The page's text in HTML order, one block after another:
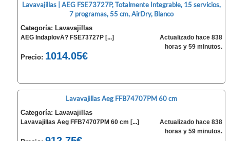
Lavavajillas | AEG FSE73727P, Totalmente Integrable, 15 servicios,
7 programas, 55 cm, AirDry, Blanco
Categoría: Lavavajillas
AEG IndaplovÄ? FSE73727P [...]
Precio: 1014.05€
Actualizado hace 838
horas y 59 minutos.
Lavavajillas Aeg FFB74707PM 60 cm
Categoría: Lavavajillas
Lavavajillas Aeg FFB74707PM 60 cm [...]
Actualizado hace 838
horas y 59 minutos.